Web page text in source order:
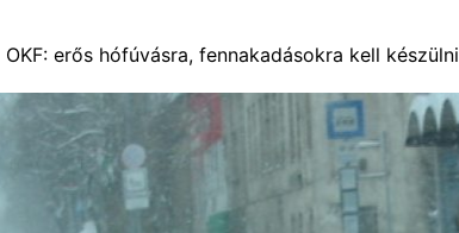
OKF: erős hófúvásra, fennakadásokra kell készülni